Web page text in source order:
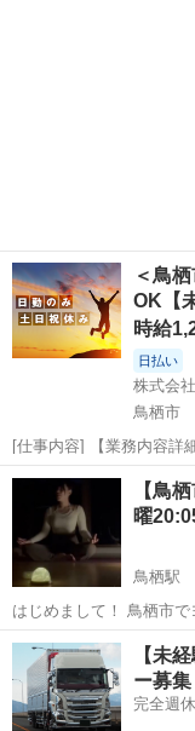
＜鳥
OK【
時給
日払い
株式会
鳥栖市
[仕事内容] 【業務内容詳
品の組立業務。 アルミ
検査したりするお仕事
完備な環境でのお仕事を
佐賀 鳥栖市 工場
【鳥
曜
鳥栖駅
はじめまして！ 鳥栖市
夜、公民館で「夜のヨガ教室」
を、週末の夜に少しだけ労わってみ
い」「季節の変わ...
佐賀 鳥栖市 鳥栖
【未
ー募集
完全週